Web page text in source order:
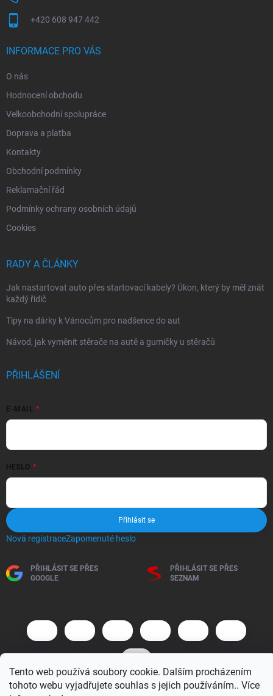
Tento web používá soubory cookie. Dalším procházením
tohoto webu vyjadřujete souhlas s jejich používáním.. Více
+420 608 947 442
INFORMACE PRO VÁS
O nás
Hodnocení obchodu
Velkoobchodní spolupráce
Doprava a platba
Kontakty
Obchodní podmínky
Reklamační řád
Podmínky ochrany osobních údajů
Cookies
RADY A ČLÁNKY
Jak nastartovat auto přes startovací kabely? Úkon, který by měl znát
každý řidič
Tipy na dárky k Vánocům pro nadšence do aut
Návod, jak vyměnit stěrače na autě a gumičky u stěračů
PŘIHLÁŠENÍ
E-MAIL
HESLO
Přihlásit se
Nová registraceZapomenuté heslo
PŘIHLÁSIT SE PŘES
GOOGLE
PŘIHLÁSIT SE PŘES
SEZNAM